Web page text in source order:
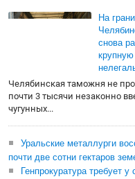
На
снова
Челябинская таможня не
почти 3 тысячи незаконно
чугунных...
Уральские металлурги
почти две сотни гектаров
Генпрокуратура требует у